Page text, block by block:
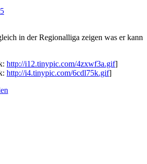
in der Regionalliga zeigen was er kann
http://i12.tinypic.com/4zxwf3a.gif]
http://i4.tinypic.com/6cdl75k.gif]